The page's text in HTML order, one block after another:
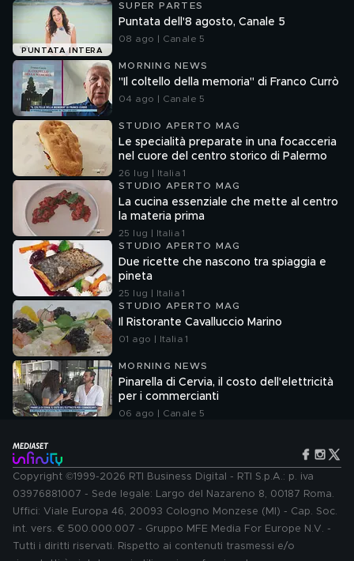
PUNTATA INTERA
SUPER PARTES
Puntata dell'8 agosto, Canale 5
08 ago | Canale 5
MORNING NEWS
"Il coltello della memoria" di Franco Currò
04 ago | Canale 5
STUDIO APERTO MAG
Le specialità preparate in una focacceria
nel cuore del centro storico di Palermo
26 lug | Italia 1
STUDIO APERTO MAG
La cucina essenziale che mette al centro
la materia prima
25 lug | Italia 1
STUDIO APERTO MAG
Due ricette che nascono tra spiaggia e
pineta
25 lug | Italia 1
STUDIO APERTO MAG
Il Ristorante Cavalluccio Marino
01 ago | Italia 1
MORNING NEWS
Pinarella di Cervia, il costo dell'elettricità
per i commercianti
06 ago | Canale 5
Copyright ©1999-2026 RTI Business Digital - RTI S.p.A.: p. iva
03976881007 - Sede legale: Largo del Nazareno 8, 00187 Roma.
Uffici: Viale Europa 46, 20093 Cologno Monzese (MI) - Cap. Soc.
int. vers. € 500.000.007 - Gruppo MFE Media For Europe N.V. -
Tutti i diritti riservati. Rispetto ai contenuti trasmessi e/o